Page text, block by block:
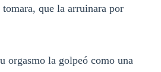
que la arruinara por
orgasmo la golpeó como una